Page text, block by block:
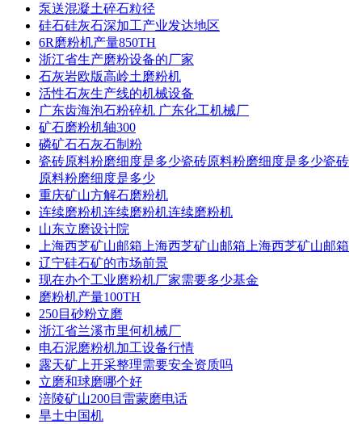
泵送混凝土碎石粒径
硅石硅灰石深加工产业发达地区
6R磨粉机产量850TH
浙江省生产磨粉设备的厂家
石灰岩欧版高岭土磨粉机
活性石灰生产线的机械设备
广东齿海泡石粉碎机 广东化工机械厂
矿石磨粉机轴300
磷矿石石灰石制粉
瓷砖原料粉磨细度是多少瓷砖原料粉磨细度是多少瓷砖
原料粉磨细度是多少
重庆矿山方解石磨粉机
连续磨粉机连续磨粉机连续磨粉机
山东立磨设计院
上海西芝矿山邮箱上海西芝矿山邮箱上海西芝矿山邮箱
辽宁硅石矿的市场前景
现在办个工业磨粉机厂家需要多少基金
磨粉机产量100TH
250目砂粉立磨
浙江省兰溪市里何机械厂
电石泥磨粉机加工设备行情
露天矿上开采整理需要安全资质吗
立磨和球磨哪个好
涪陵矿山200目雷蒙磨电话
旱土中国机